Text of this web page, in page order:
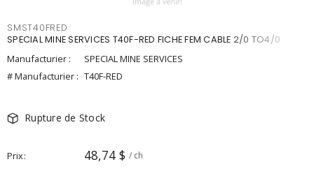
SMST40FRED
SPECIAL MINE SERVICES T40F-RED FICHE FEM CABLE 2/0 TO4/0
Manufacturier :
SPECIAL MINE SERVICES
# Manufacturier : T40F-RED
Rupture de Stock
Prix 48,74 $ / ch